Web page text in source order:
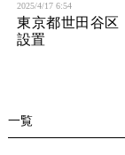
2025/4/17 6:54
東京都世田谷
設置
一覧